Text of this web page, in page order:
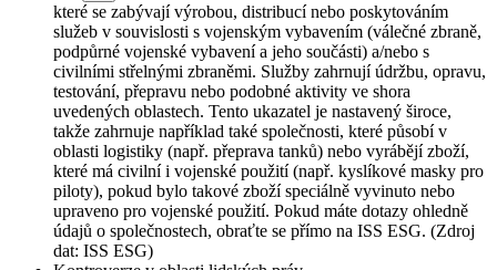
které se zabývají výrobou, distribucí nebo poskytováním
služeb v souvislosti s vojenským vybavením (válečné zbraně,
podpůrné vojenské vybavení a jeho součásti) a/nebo s
civilními střelnými zbraněmi. Služby zahrnují údržbu, opravu,
testování, přepravu nebo podobné aktivity ve shora
uvedených oblastech. Tento ukazatel je nastavený široce,
takže zahrnuje například také společnosti, které působí v
oblasti logistiky (např. přeprava tanků) nebo vyrábějí zboží,
které má civilní i vojenské použití (např. kyslíkové masky pro
piloty), pokud bylo takové zboží speciálně vyvinuto nebo
upraveno pro vojenské použití. Pokud máte dotazy ohledně
údajů o společnostech, obraťte se přímo na ISS ESG. (Zdroj
dat: ISS ESG)